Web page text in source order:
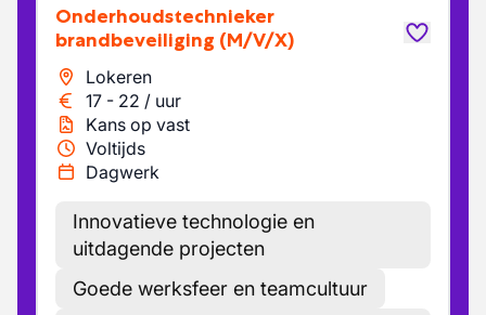
Onderhoudstechnieker
brandbeveiliging (M/V/X)
Lokeren
17 - 22 / uur
Kans op vast
Voltijds
Dagwerk
Innovatieve technologie en
uitdagende projecten
Goede werksfeer en teamcultuur